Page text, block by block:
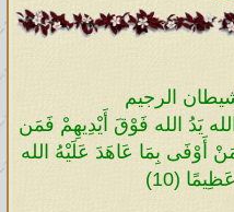
الرجيم
يَدُ الله فَوْقَ أَيْدِيهِمْ فَمَن
بِمَا عَاهَدَ عَلَيْهُ الله
(10)